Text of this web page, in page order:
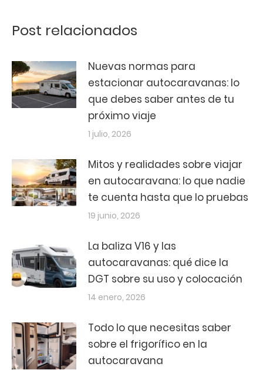
Post relacionados
Nuevas normas para
estacionar autocaravanas: lo
que debes saber antes de tu
próximo viaje
1 julio, 2026
Mitos y realidades sobre viajar
en autocaravana: lo que nadie
te cuenta hasta que lo pruebas
19 junio, 2026
La baliza V16 y las
autocaravanas: qué dice la
DGT sobre su uso y colocación
14 enero, 2026
Todo lo que necesitas saber
sobre el frigorífico en la
autocaravana